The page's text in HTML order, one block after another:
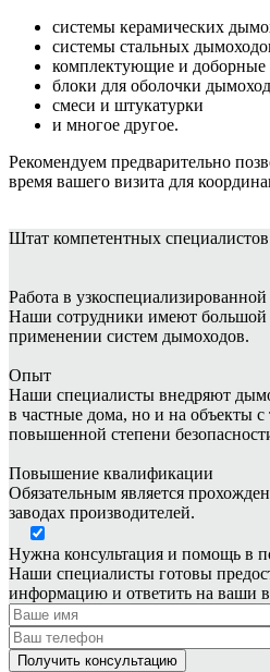
системы керамических
системы стальных
комплектующие и доборные
блоки для оболочки
смеси и штукатурки
и многое другое.
Рекомендуем предварительно
время вашего визита для
Штат компетентных специалистов
Работа в
Наши сотрудники имеют большой
применении систем дымоходов.
Опыт
Наши специалисты внедряют
в частные дома, но и на объекты с
повышенной степени
Повышение квалификации
Обязательным является
заводах производителей.
Нужна консультация и помощь в
Наши специалисты готовы
информацию и ответить на ваши